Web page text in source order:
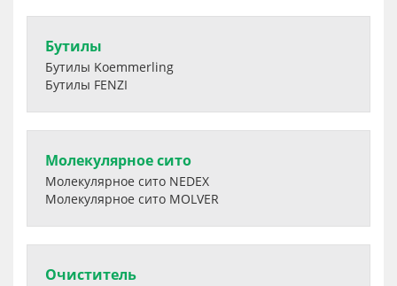
Бутилы
Бутилы Koemmerling
Бутилы FENZI
Молекулярное сито
Молекулярное сито NEDEX
Молекулярное сито MOLVER
Очиститель